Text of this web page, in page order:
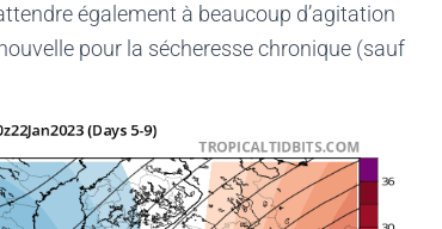
également à beaucoup d’agitation
pour la sécheresse chronique (sauf